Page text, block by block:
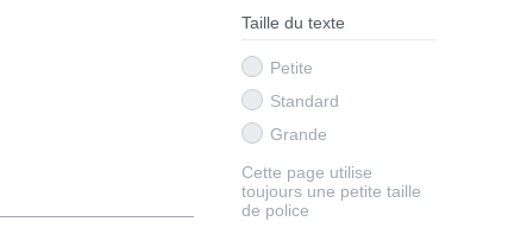
Taille du texte
Petite
Standard
Grande
Cette page utilise
toujours une petite taille
de police